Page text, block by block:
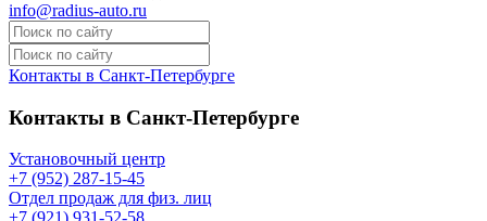
info@radius-auto.ru
Контакты в Санкт-Петербурге
Контакты в Санкт-Петербурге
Установочный центр
+7 (952) 287-15-45
Отдел продаж для физ. лиц